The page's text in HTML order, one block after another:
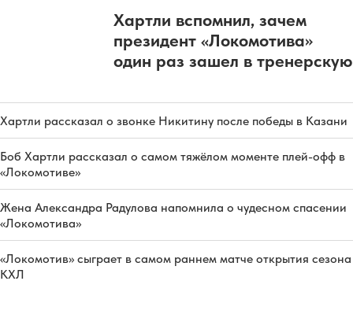
Хартли вспомнил, зачем
президент «Локомотива»
один раз зашел в тренерскую
Хартли рассказал о звонке Никитину после победы в Казани
Боб Хартли рассказал о самом тяжёлом моменте плей-офф в
«Локомотиве»
Жена Александра Радулова напомнила о чудесном спасении
«Локомотива»
«Локомотив» сыграет в самом раннем матче открытия сезона
КХЛ